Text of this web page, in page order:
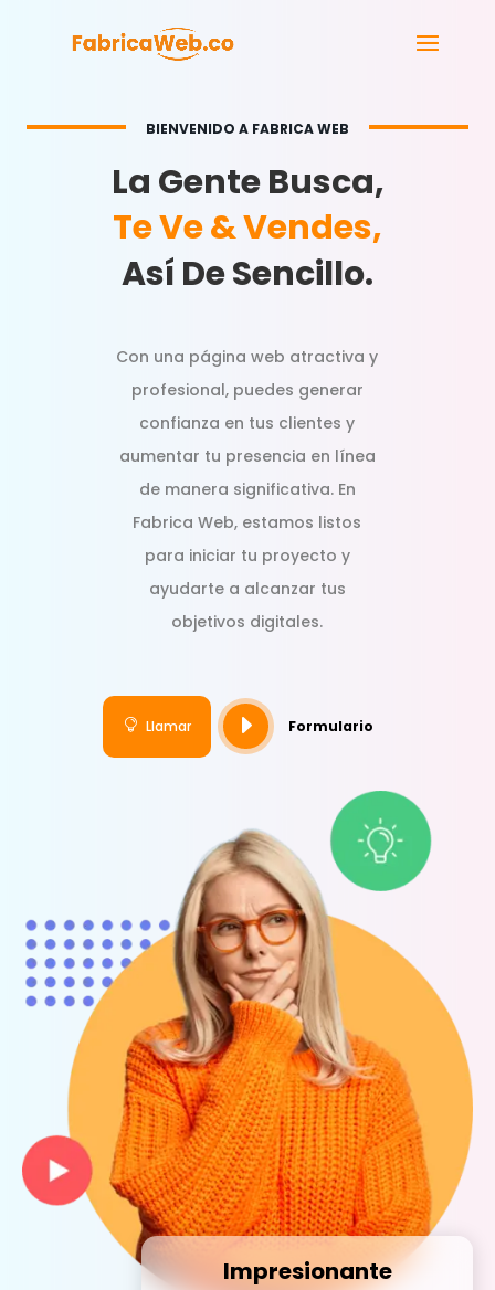
BIENVENIDO A FABRICA WEB
La Gente Busca,
Te Ve & Vendes,
Así De Sencillo.
Con una página web atractiva y
profesional, puedes generar
confianza en tus clientes y
aumentar tu presencia en línea
de manera significativa. En
Fabrica Web, estamos listos
para iniciar tu proyecto y
ayudarte a alcanzar tus
objetivos digitales.
 Llamar E Formulario
Impresionante